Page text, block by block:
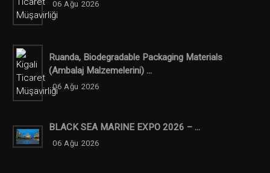
06 Ağu 2026
Ruanda, Biodegradable Packaging Materials
(ambalaj Malzemelerini) ...
06 Ağu 2026
BLACK SEA MARINE EXPO 2026 – ...
06 Ağu 2026